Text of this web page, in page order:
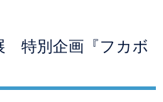
特別企画『フカボ